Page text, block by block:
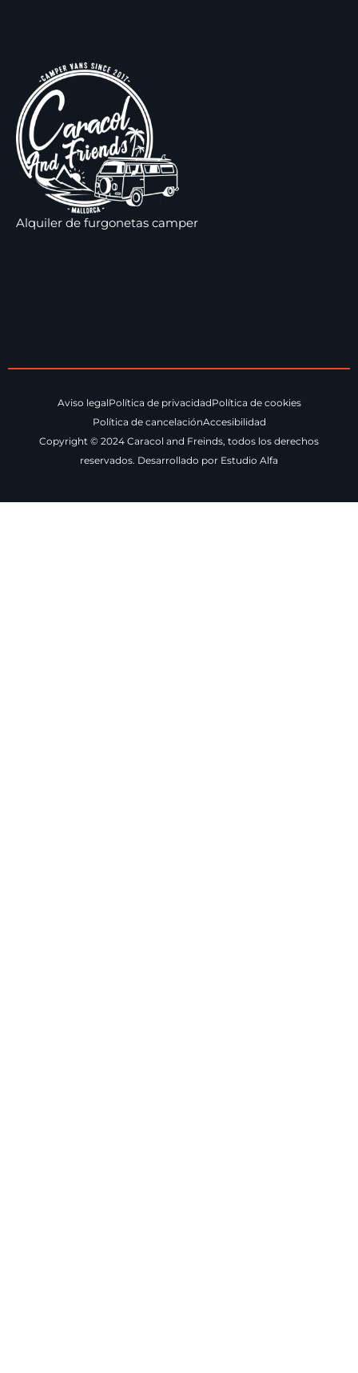
Alquiler de furgonetas camper
Aviso legalPolítica de privacidadPolítica de cookies
Política de cancelaciónAccesibilidad
Copyright © 2024 Caracol and Freinds, todos los derechos
reservados. Desarrollado por Estudio Alfa